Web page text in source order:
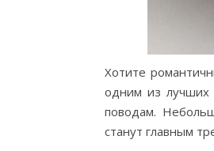
Хотите
одним из лучших
поводам.
станут главным